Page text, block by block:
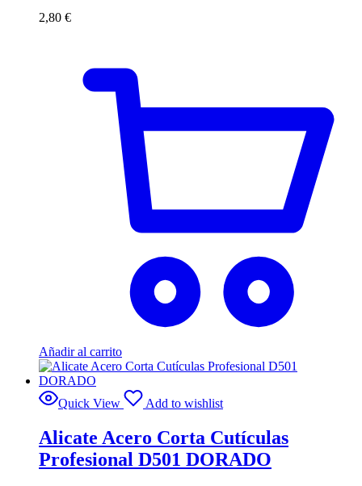
2,80 €
Añadir al carrito
Quick View Add to wishlist
Alicate Acero Corta Cutículas
Profesional D501 DORADO